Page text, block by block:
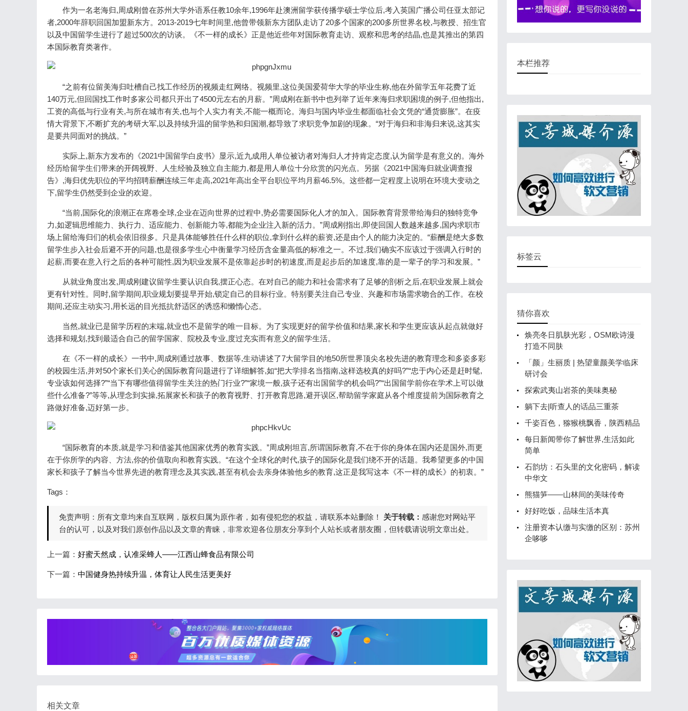
作为一名老海归,周成刚曾在苏州大学外语系任教10余年,1996年赴澳洲留学获传播学硕士学位后,考入英国广播公司任亚太部记
者,2000年辞职回国加盟新东方。2013-2019七年时间里,他曾带领新东方团队走访了20多个国家的200多所世界名校,与教授、招生官
以及中国留学生进行了超过500次的访谈。《不一样的成长》正是他近些年对国际教育走访、观察和思考的结晶,也是其推出的第四
本国际教育类著作。
“之前有位留美海归吐槽自己找工作经历的视频走红网络。视频里,这位美国爱荷华大学的毕业生称,他在外留学五年花费了近
140万元,但回国找工作时多家公司都只开出了4500元左右的月薪。”周成刚在新书中也列举了近年来海归求职困境的例子,但他指出,
工资的高低与行业有关,与所在城市有关,也与个人实力有关,不能一概而论。海归与国内毕业生都面临社会文凭的“通货膨胀”。在疫
情大背景下,不断扩充的考研大军,以及持续升温的留学热和归国潮,都导致了求职竞争加剧的现象。“对于海归和非海归来说,这其实
是要共同面对的挑战。”
实际上,新东方发布的《2021中国留学白皮书》显示,近九成用人单位被访者对海归人才持肯定态度,认为留学是有意义的。海外
经历给留学生们带来的开阔视野、人生经验及独立自主能力,都是用人单位十分欣赏的闪光点。另据《2021中国海归就业调查报
告》,海归优先职位的平均招聘薪酬连续三年走高,2021年高出全平台职位平均月薪46.5%。这些都一定程度上说明在环境大变动之
下,留学生仍然受到企业的欢迎。
“当前,国际化的浪潮正在席卷全球,企业在迈向世界的过程中,势必需要国际化人才的加入。国际教育背景带给海归的独特竞争
力,如逻辑思维能力、执行力、适应能力、创新能力等,都能为企业注入新的活力。”周成刚指出,即使回国人数越来越多,国内求职市
场上留给海归们的机会依旧很多。只是具体能够胜任什么样的职位,拿到什么样的薪资,还是由个人的能力决定的。“薪酬是绝大多数
留学生步入社会后避不开的问题,也是很多学生心中衡量学习经历含金量高低的标准之一。不过,我们确实不应该过于强调入行时的
起薪,而要在意入行之后的各种可能性,因为职业发展不是依靠起步时的初速度,而是起步后的加速度,靠的是一辈子的学习和发展。”
从就业角度出发,周成刚建议留学生要认识自我,摆正心态。在对自己的能力和社会需求有了足够的剖析之后,在职业发展上就会
更有针对性。同时,留学期间,职业规划要提早开始,锁定自己的目标行业。特别要关注自己专业、兴趣和市场需求吻合的工作。在校
期间,还应主动实习,用长远的目光抵抗舒适区的诱惑和懒惰心态。
当然,就业已是留学历程的末端,就业也不是留学的唯一目标。为了实现更好的留学价值和结果,家长和学生更应该从起点就做好
选择和规划,找到最适合自己的留学国家、院校及专业,度过充实而有意义的留学生活。
在《不一样的成长》一书中,周成刚通过故事、数据等,生动讲述了7大留学目的地50所世界顶尖名校先进的教育理念和多姿多彩
的校园生活,并对50个家长们关心的国际教育问题进行了详细解答,如“把大学排名当指南,这样选校真的好吗?”“忠于内心还是赶时髦,
专业该如何选择?”“当下有哪些值得留学生关注的热门行业?”“家境一般,孩子还有出国留学的机会吗?”“出国留学前你在学术上可以做
些什么准备?”等等,从理念到实操,拓展家长和孩子的教育视野、打开教育思路,避开误区,帮助留学家庭从各个维度提前为国际教育之
路做好准备,迈好第一步。
“国际教育的本质,就是学习和借鉴其他国家优秀的教育实践。”周成刚坦言,所谓国际教育,不在于你的身体在国内还是国外,而更
在于你所学的内容、方法,你的价值取向和教育实践。“在这个全球化的时代,孩子的国际化是我们绕不开的话题。我希望更多的中国
家长和孩子了解当今世界先进的教育理念及其实践,甚至有机会去亲身体验他乡的教育,这正是我写这本《不一样的成长》的初衷。”
Tags：
免责声明：所有文章均来自互联网，版权归属为原作者，如有侵犯您的权益，请联系本站删除！ 关于转载： 感谢您对网站平
台的认可，以及对我们原创作品以及文章的青睐，非常欢迎各位朋友分享到个人站长或者朋友圈，但转载请说明文章出处。
上一篇： 好蜜天然成，认准采蜂人——江西山蜂食品有限公司
下一篇： 中国健身热持续升温，体育让人民生活更美好
相关文章
本栏推荐
标签云
猜你喜欢
焕亮冬日肌肤光彩，OSM欧诗漫
打造不同肤
「颜」生丽质 | 热望童颜美学临床
研讨会
探索武夷山岩茶的美味奥秘
躺下去|听查人的话品三重茶
千姿百色，猕猴桃飘香，陕西精品
每日新闻带你了解世界,生活如此
简单
石韵坊：石头里的文化密码，解读
中华文
熊猫笋——山林间的美味传奇
好好吃饭，品味生活本真
注册资本认缴与实缴的区别：苏州
企哆哆